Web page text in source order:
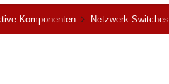
Komponenten Netzwerk-Switches